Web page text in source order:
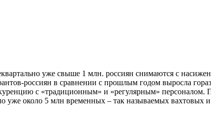
уже свыше 1 млн. россиян снимаются с
россиян в сравнении с прошлым годом выросла
с «традиционным» и «регулярным» персоналом.
уже около 5 млн временных – так называемых вахтовых